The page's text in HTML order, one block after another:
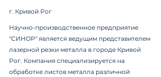
г. Кривой Рог
Научно-производственное предприятие
"СИНОР" является ведущим представителем
лазерной резки металла в городе Кривой
Рог. Компания специализируется на
обработке листов металла различной